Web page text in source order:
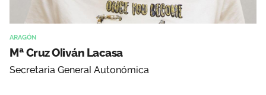
ARAGÓN
Mª Cruz Oliván Lacasa
Secretaria General Autonómica